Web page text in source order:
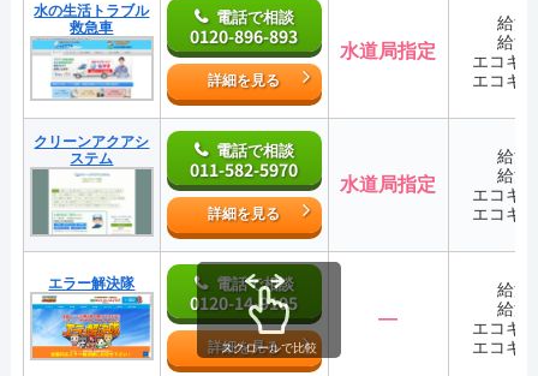
水の生活トラブル
救急車
電話で相談
0120-896-893
詳細を見る
水道局指定
給湯
給湯
エコキ
エコキ
クリーンアクアシ
ステム
電話で相談
011-582-5970
詳細を見る
水道局指定
給湯
給湯
エコキ
エコキ
エラー解決隊 電話で相談
0120-14-9105
詳細を見る
―
給湯
給湯
エコキ
エコキ
スクロールで比較